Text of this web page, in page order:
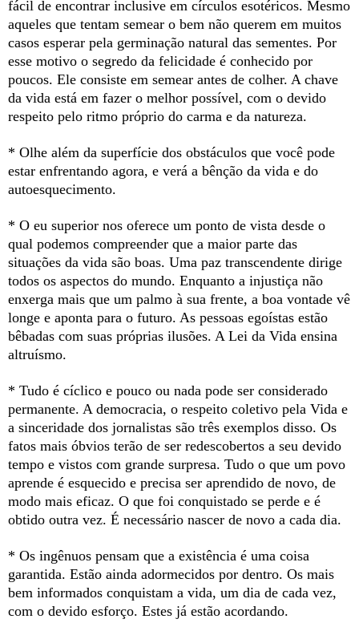
fácil de encontrar inclusive em círculos esotéricos. Mesmo
aqueles que tentam semear o bem não querem em muitos
casos esperar pela germinação natural das sementes. Por
esse motivo o segredo da felicidade é conhecido por
poucos. Ele consiste em semear antes de colher. A chave
da vida está em fazer o melhor possível, com o devido
respeito pelo ritmo próprio do carma e da natureza.
* Olhe além da superfície dos obstáculos que você pode
estar enfrentando agora, e verá a bênção da vida e do
autoesquecimento.
* O eu superior nos oferece um ponto de vista desde o
qual podemos compreender que a maior parte das
situações da vida são boas. Uma paz transcendente dirige
todos os aspectos do mundo. Enquanto a injustiça não
enxerga mais que um palmo à sua frente, a boa vontade vê
longe e aponta para o futuro. As pessoas egoístas estão
bêbadas com suas próprias ilusões. A Lei da Vida ensina
altruísmo.
* Tudo é cíclico e pouco ou nada pode ser considerado
permanente. A democracia, o respeito coletivo pela Vida e
a sinceridade dos jornalistas são três exemplos disso. Os
fatos mais óbvios terão de ser redescobertos a seu devido
tempo e vistos com grande surpresa. Tudo o que um povo
aprende é esquecido e precisa ser aprendido de novo, de
modo mais eficaz. O que foi conquistado se perde e é
obtido outra vez. É necessário nascer de novo a cada dia.
* Os ingênuos pensam que a existência é uma coisa
garantida. Estão ainda adormecidos por dentro. Os mais
bem informados conquistam a vida, um dia de cada vez,
com o devido esforço. Estes já estão acordando.